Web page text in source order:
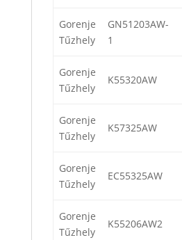
Gorenje
Tűzhely
GN51203AW-
1
Gorenje
Tűzhely
K55320AW
Gorenje
Tűzhely
K57325AW
Gorenje
Tűzhely
EC55325AW
Gorenje
Tűzhely
K55206AW2